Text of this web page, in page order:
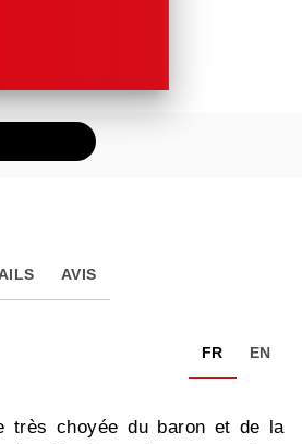
AVIS
FR EN
très choyée du baron et de la